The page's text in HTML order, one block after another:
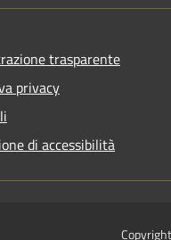
trasparente
privacy
di accessibilità